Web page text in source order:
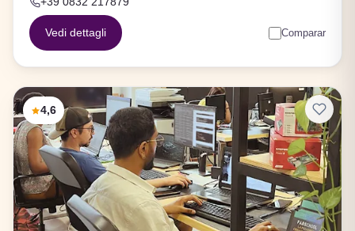
Vedi dettagli Comparar
4,6